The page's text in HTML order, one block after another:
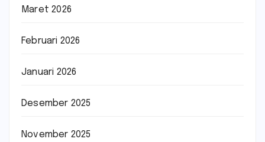
Maret 2026
Februari 2026
Januari 2026
Desember 2025
November 2025